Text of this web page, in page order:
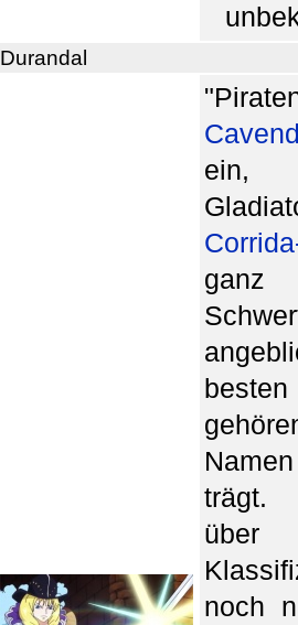
Durandal
ein,
ganz
trägt.
noch